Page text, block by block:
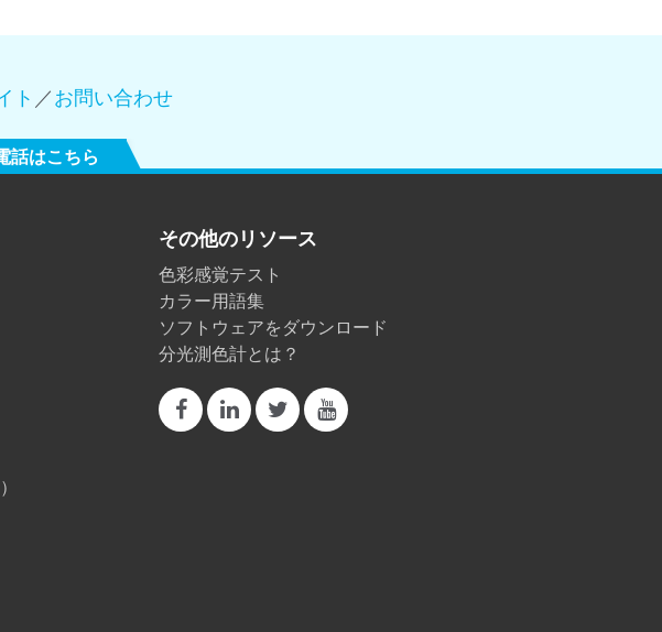
ト ／お問い合わせ
話はこちら
その他のリソース
色彩感覚テスト
カラー用語集
ソフトウェアをダウンロード
分光測色計とは？